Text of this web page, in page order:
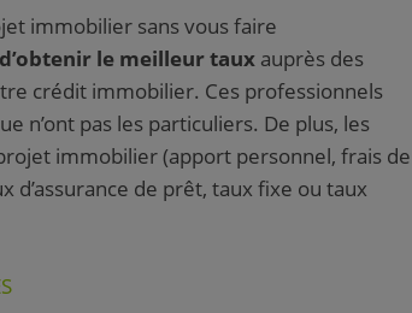
immobilier sans vous faire
d’obtenir le meilleur taux auprès des
crédit immobilier. Ces professionnels
n’ont pas les particuliers. De plus, les
immobilier (apport personnel, frais de
de prêt, taux fixe ou taux